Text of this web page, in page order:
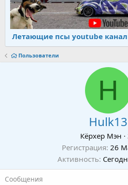
Летающие псы youtube канал
Пользователи
H
Hulk13
Кёрхер Мэн ·
Регистрация 26
Активность
Сообщения